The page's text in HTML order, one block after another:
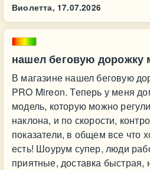
Виолетта, 17.07.2026
нашел беговую дорожку
В магазине нашел беговую
PRO Mireon. Теперь у меня
модель, которую можно
наклона, и по скорости,
показатели, в общем все что
есть! Шоурум супер, люди
приятные, доставка быстрая,